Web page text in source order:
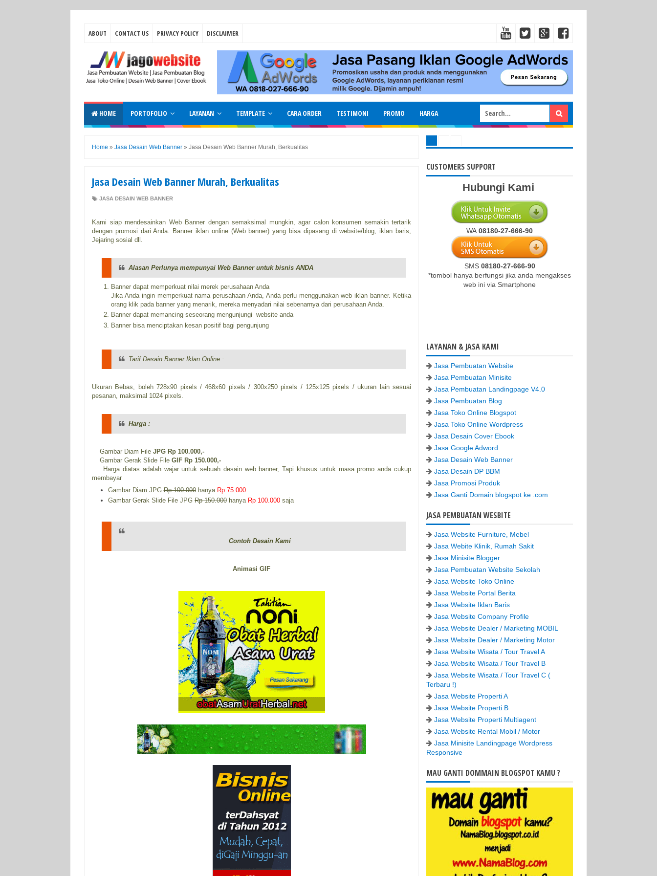
ABOUT CONTACT US PRIVACY POLICY DISCLAIMER
HOME PORTOFOLIO LAYANAN TEMPLATE CARA ORDER TESTIMONI PROMO HARGA
Home » Jasa Desain Web Banner » Jasa Desain Web Banner Murah, Berkualitas
Jasa Desain Web Banner Murah, Berkualitas
JASA DESAIN WEB BANNER
Kami siap mendesainkan Web Banner dengan semaksimal mungkin, agar calon konsumen semakin tertarik
dengan promosi dari Anda. Banner iklan online (Web banner) yang bisa dipasang di website/blog, iklan baris,
Jejaring sosial dll.
Alasan Perlunya mempunyai Web Banner untuk bisnis ANDA
Banner dapat memperkuat nilai merek perusahaan Anda
Jika Anda ingin memperkuat nama perusahaan Anda, Anda perlu menggunakan web iklan banner. Ketika
orang klik pada banner yang menarik, mereka menyadari nilai sebenarnya dari perusahaan Anda.
Banner dapat memancing seseorang mengunjungi website anda
Banner bisa menciptakan kesan positif bagi pengunjung
Tarif Desain Banner Iklan Online :
Ukuran Bebas, boleh 728x90 pixels / 468x60 pixels / 300x250 pixels / 125x125 pixels / ukuran lain sesuai
pesanan, maksimal 1024 pixels.
Harga :
Gambar Diam File JPG Rp 100.000,-
Gambar Gerak Slide File GIF Rp 150.000,-
Harga diatas adalah wajar untuk sebuah desain web banner, Tapi khusus untuk masa promo anda cukup
membayar
Gambar Diam JPGRp 100.000hanya Rp 75.000
Gambar Gerak Slide File JPGRp 150.000hanya Rp 100.000saja
Contoh Desain Kami
Animasi GIF
CUSTOMERS SUPPORT
Hubungi Kami
WA08180-27-666-90
SMS 08180-27-666-90
*tombol hanya berfungsi jika anda mengakses
web ini via Smartphone
LAYANAN & JASA KAMI
Jasa Pembuatan Website
Jasa Pembuatan Minisite
Jasa Pembuatan Landingpage V4.0
Jasa Pembuatan Blog
Jasa Toko Online Blogspot
Jasa Toko Online Wordpress
Jasa Desain Cover Ebook
Jasa Google Adword
Jasa Desain Web Banner
Jasa Desain DP BBM
Jasa Promosi Produk
Jasa Ganti Domain blogspot ke .com
JASA PEMBUATAN WESBITE
Jasa Website Furniture, Mebel
Jasa Webite Klinik, Rumah Sakit
Jasa Minisite Blogger
Jasa Pembuatan Website Sekolah
Jasa Website Toko Online
Jasa Website Portal Berita
Jasa Website Iklan Baris
Jasa Website Company Profile
Jasa Website Dealer / Marketing MOBIL
Jasa Website Dealer / Marketing Motor
Jasa Website Wisata / Tour Travel A
Jasa Website Wisata / Tour Travel B
Jasa Website Wisata / Tour Travel C (
Terbaru !)
Jasa Website Properti A
Jasa Website Properti B
Jasa Website Properti Multiagent
Jasa Website Rental Mobil / Motor
Jasa Minisite Landingpage Wordpress
Responsive
MAU GANTI DOMMAIN BLOGSPOT KAMU ?
Terima kasih kepada Mas Joko
www.jagowebsite.com yg sangat banyak
membantu pembuatan web utk bisnis kami.
Saya sangat merekomendasikan
www.jagowebsite.com kpd rekan2 yg ingin